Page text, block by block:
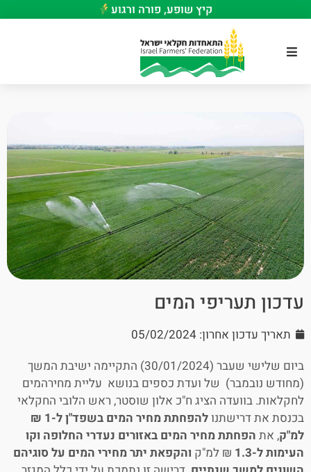
קיץ שופע, פורה ורגוע
עדכון תעריפי המים
תאריך עדכון אחרון: 05/02/2024
ביום שלישי שעבר (30/01/2024) התקיימה ישיבת המשך
(מחודש נובמבר) של ועדת כספים בנושא עליית מחירהמים
לחקלאות. בוועדה הציג ח"כ אלון שוסטר, ראש הלובי החקלאי
בכנסת את דרישתנו
להפחתת מחיר המים בשפד"ן ל-1 ₪
למ"ק, את הפחתת מחיר המים באזורים נעדרי החלופה וקו
העימות ל-1.3
₪ למ"ק והקפאת יתר מחירי המים על סוגיהם